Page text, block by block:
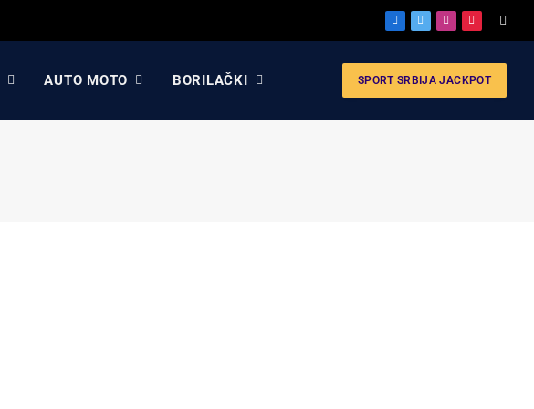
Facebook
X
Instagram
Pinterest
AUTO MOTO BORILAČKI SPORT SRBIJA JACKPOT